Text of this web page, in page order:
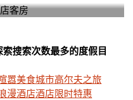
搜索次数最多的度假目
嚣美食城市高尔夫之旅
漫酒店酒店限时特惠